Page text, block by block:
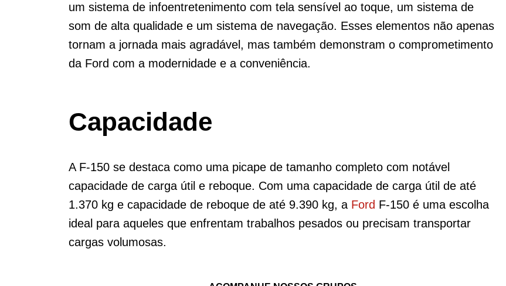
um sistema de infoentretenimento com tela sensível ao toque, um sistema de
som de alta qualidade e um sistema de navegação. Esses elementos não apenas
tornam a jornada mais agradável, mas também demonstram o comprometimento
da Ford com a modernidade e a conveniência.
Capacidade
A F-150 se destaca como uma picape de tamanho completo com notável
capacidade de carga útil e reboque. Com uma capacidade de carga útil de até
1.370 kg e capacidade de reboque de até 9.390 kg, a Ford F-150 é uma escolha
ideal para aqueles que enfrentam trabalhos pesados ou precisam transportar
cargas volumosas.